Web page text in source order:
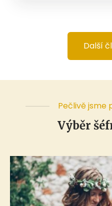
Další
Pečlivě jsme
Výběr